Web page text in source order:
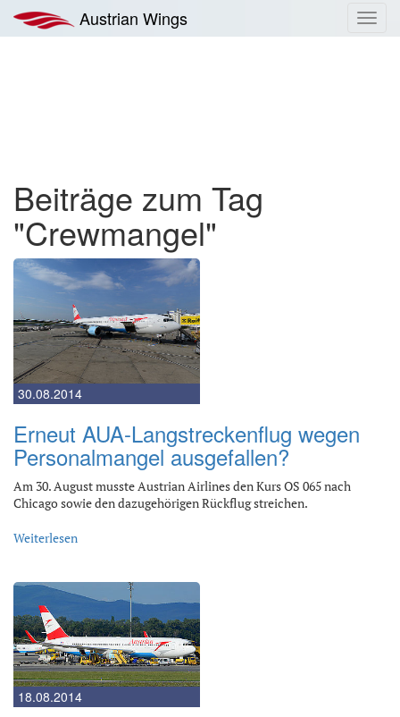
Inhalt
springen
Austrian Wings
Beiträge zum Tag
"Crewmangel"
30.08.2014
Erneut AUA-Langstreckenflug wegen
Personalmangel ausgefallen?
Am 30. August musste Austrian Airlines den Kurs OS 065 nach
Chicago sowie den dazugehörigen Rückflug streichen.
Weiterlesen
18.08.2014